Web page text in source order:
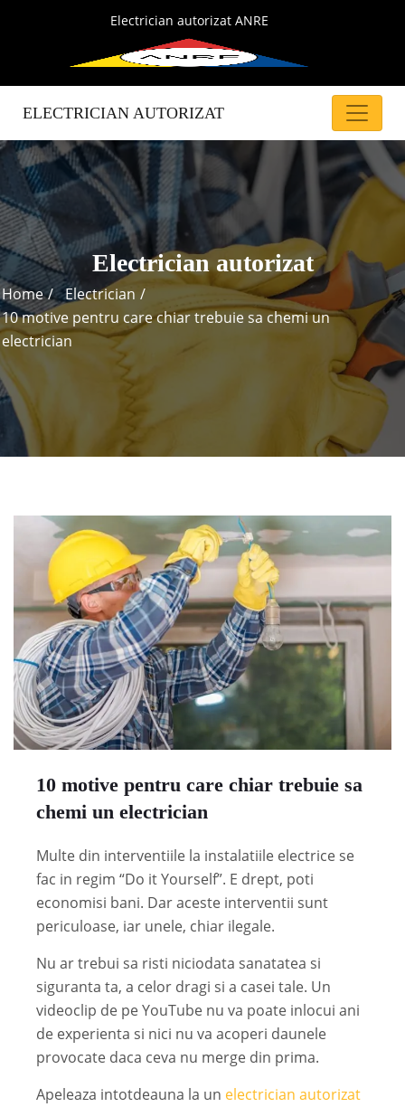
Electrician autorizat ANRE
ELECTRICIAN AUTORIZAT
Electrician autorizat
Home
Electrician
10 motive pentru care chiar trebuie sa chemi un
electrician
10 motive pentru care chiar trebuie sa
chemi un electrician
Multe din interventiile la instalatiile electrice se
fac in regim “Do it Yourself”. E drept, poti
economisi bani. Dar aceste interventii sunt
periculoase, iar unele, chiar ilegale.
Nu ar trebui sa risti niciodata sanatatea si
siguranta ta, a celor dragi si a casei tale. Un
videoclip de pe YouTube nu va poate inlocui ani
de experienta si nici nu va acoperi daunele
provocate daca ceva nu merge din prima.
Apeleaza intotdeauna la un electrician autorizat